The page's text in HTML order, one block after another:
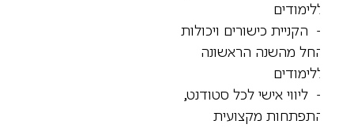
הקניית כישורים ויכולות
מהשנה הראשונה
ליווי אישי לכל סטודנט,
מקצועית